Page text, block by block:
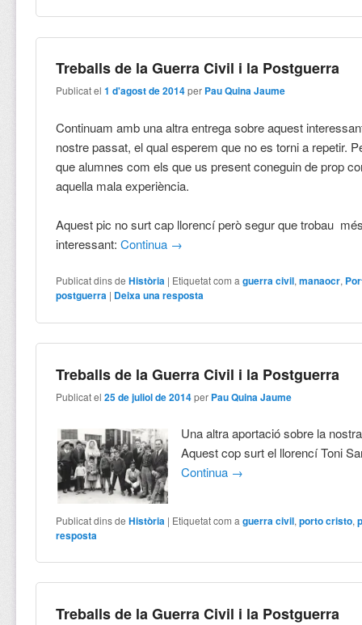
Treballs de la Guerra Civil i la Postguerra
Publicat el1 d'agost de 2014 per Pau Quina Jaume
Continuam amb una altra entrega sobre aquest
nostre passat, el qual esperem que no es torni a repetir.
que alumnes com els que us present coneguin de prop
aquella mala experiència.
Aquest pic no surt cap llorencí però segur que trobau
interessant:Continua →
Publicat dins de Història | Etiquetat com a guerra civil,manaocr,
postguerra | Deixa una resposta
Treballs de la Guerra Civil i la Postguerra
Publicat el25 de juliol de 2014 per Pau Quina Jaume
Una altra aportació sobre la
Aquest cop surt el llorencí Toni
Continua →
Publicat dins de Història | Etiquetat com a guerra civil,porto cristo,
resposta
Treballs de la Guerra Civil i la Postguerra